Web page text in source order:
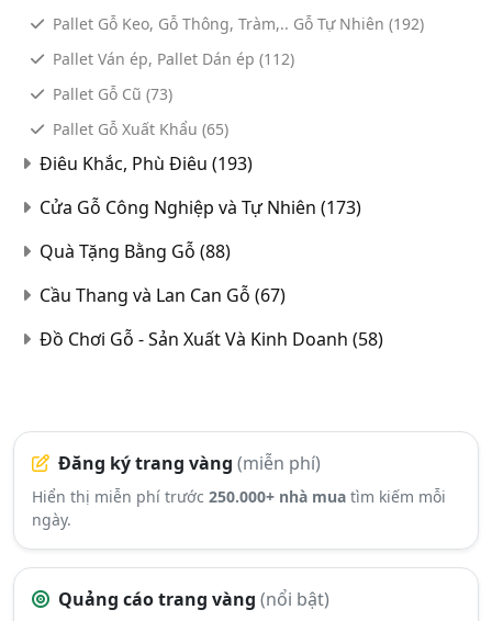
Pallet Gỗ Keo, Gỗ Thông, Tràm,.. Gỗ Tự Nhiên (192)
Pallet Ván ép, Pallet Dán ép (112)
Pallet Gỗ Cũ (73)
Pallet Gỗ Xuất Khẩu (65)
Điêu Khắc, Phù Điêu (193)
Cửa Gỗ Công Nghiệp và Tự Nhiên (173)
Quà Tặng Bằng Gỗ (88)
Cầu Thang và Lan Can Gỗ (67)
Đồ Chơi Gỗ - Sản Xuất Và Kinh Doanh (58)
Đăng ký trang vàng (miễn phí)
Hiển thị miễn phí trước 250.000+ nhà mua tìm kiếm mỗi
ngày.
Quảng cáo trang vàng (nổi bật)